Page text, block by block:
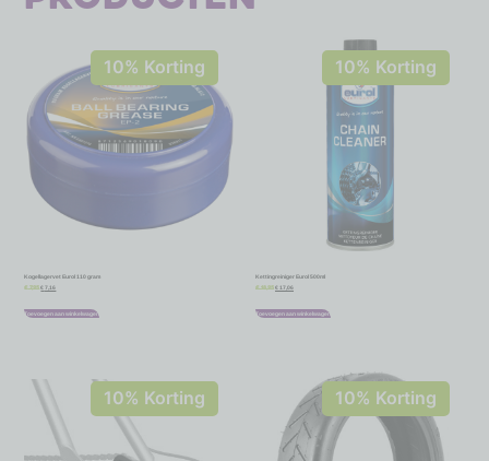
10% Korting
Kogellagervet Eurol 110 gram
€ 7,95 € 7,16
Toevoegen aan winkelwagen
10% Korting
Kettingreiniger Eurol 500ml
€ 18,95 € 17,06
Toevoegen aan winkelwagen
10% Korting 10% Korting